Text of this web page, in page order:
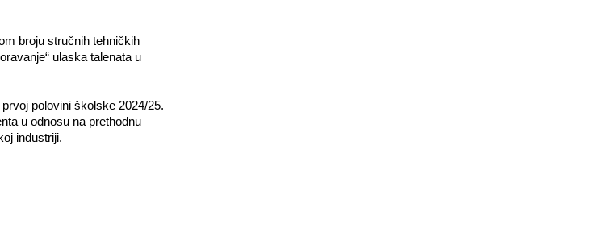
broju stručnih tehničkih
ulaska talenata u
polovini školske 2024/25.
u odnosu na prethodnu
industriji.